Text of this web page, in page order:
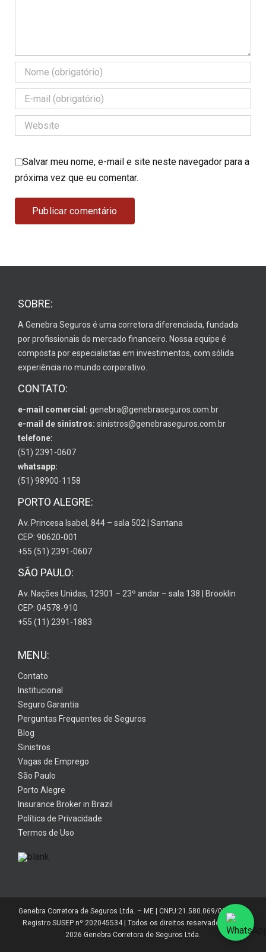
Salvar meu nome, e-mail e site neste navegador para a
próxima vez que eu comentar.
SOBRE:
A Genebra Seguros é uma corretora diferenciada, fundada
por profissionais do mercado financeiro. Nossa equipe é
composta por especialistas em investimentos, com sólida
experiência no mundo corporativo.
CONTATO:
e-mail comercial: genebra@genebraseguros.com.br
e-mail de sinistros: sinistros@genebraseguros.com.br
telefone:
(51) 2391-0607
whatsapp:
(51) 98900-1158
PORTO ALEGRE:
Av. Princesa Isabel, 844 – sala 502 | Santana
CEP: 90620-001
+55 (51) 2391-0607
SÃO PAULO:
Av. Nações Unidas, 12901 – 23º andar – sala 138 | Brooklin
CEP: 04578-910
+55 (11) 2391-1883
MENU:
Contato
Institucional
Seguro Garantia
Perguntas Frequentes de Seguros
Blog
Sinistros
Vagas de Emprego
São Paulo
Porto Alegre
Insurance Broker in Brazil
Política de Privacidade
Termos de Uso
Genebra Corretora de Seguros Ltda. – ME | CNPJ:21.580.069/0001-01 |
Registro SUSEP nº:202045534 | Todos os direitos reservados 2014-
2026 Genebra Corretora de Seguros Ltda.